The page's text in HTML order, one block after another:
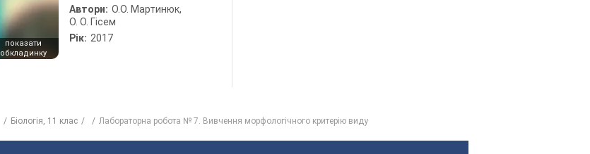
показати
обкладинку
Автори: О.О. Мартинюк,
О. О. Гісем
Рік: 2017
Бiологiя, 11 клас Лабораторна робота № 7. Вивчення морфологічного критерію виду